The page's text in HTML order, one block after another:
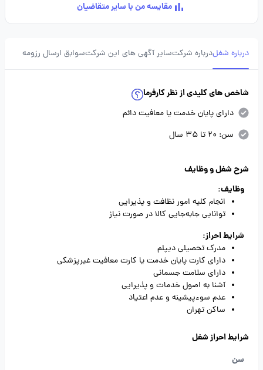
مقایسه من با سایر متقاضیان
درباره شغلدرباره شرکتسایر آگهی های این شرکتسوابق ارسال رزومه
شاخص های کلیدی از نظر کارفرما
دارای پایان خدمت یا معافیت دائم
سن: 20 تا 35 سال
شرح شغل و وظایف
وظایف:
انجام کلیه امور نظافت و پذیرایی
توانایی جابه‌جایی کالا در صورت نیاز
شرایط احراز:
مدرک تحصیلی دیپلم
دارای کارت پایان خدمت یا کارت معافیت غیرپزشکی
دارای سلامت جسمانی
آشنا به اصول خدمات و پذیرایی
عدم سوءپیشینه و عدم اعتیاد
ساکن تهران
شرایط احراز شغل
سن